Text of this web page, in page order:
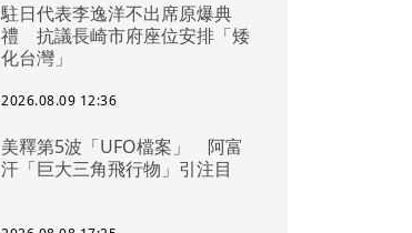
駐日代表李逸洋不出席原爆典
禮 抗議長崎市府座位安排「矮
化台灣」
2026.08.09 12:36
美釋第5波「UFO檔案」 阿富
汗「巨大三角飛行物」引注目